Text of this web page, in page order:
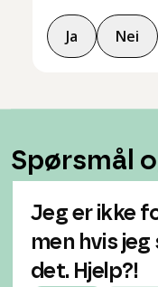
Ja Nei
Spørsmål
Jeg er ikke
men hvis
det. Hjelp?!